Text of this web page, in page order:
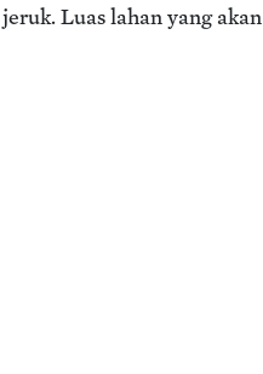
Luas lahan yang akan